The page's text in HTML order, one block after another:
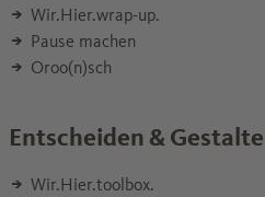
Wir.Hier.wrap-up.
Pause machen
Oroo(n)sch
Entscheiden &
Wir.Hier.toolbox.